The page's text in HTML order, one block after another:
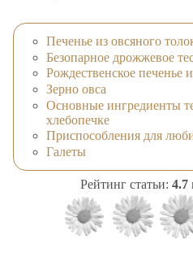
Печенье из овсяного
Безопарное дрожжевое
Рождественское печенье
Зерно овса
Основные ингредиенты
хлебопечке
Приспособления для
Галеты
Рейтинг статьи: 4.7